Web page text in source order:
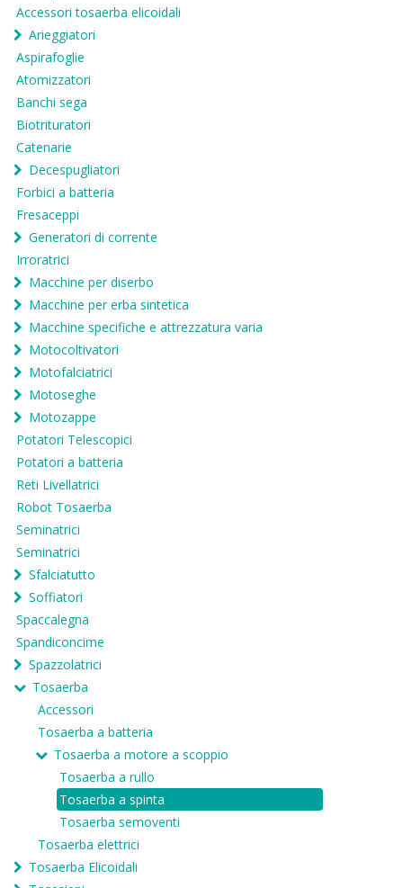
Accessori tosaerba elicoidali
Arieggiatori
Aspirafoglie
Atomizzatori
Banchi sega
Biotrituratori
Catenarie
Decespugliatori
Forbici a batteria
Fresaceppi
Generatori di corrente
Irroratrici
Macchine per diserbo
Macchine per erba sintetica
Macchine specifiche e attrezzatura varia
Motocoltivatori
Motofalciatrici
Motoseghe
Motozappe
Potatori Telescopici
Potatori a batteria
Reti Livellatrici
Robot Tosaerba
Seminatrici
Seminatrici
Sfalciatutto
Soffiatori
Spaccalegna
Spandiconcime
Spazzolatrici
Tosaerba
Accessori
Tosaerba a batteria
Tosaerba a motore a scoppio
Tosaerba a rullo
Tosaerba a spinta
Tosaerba semoventi
Tosaerba elettrici
Tosaerba Elicoidali